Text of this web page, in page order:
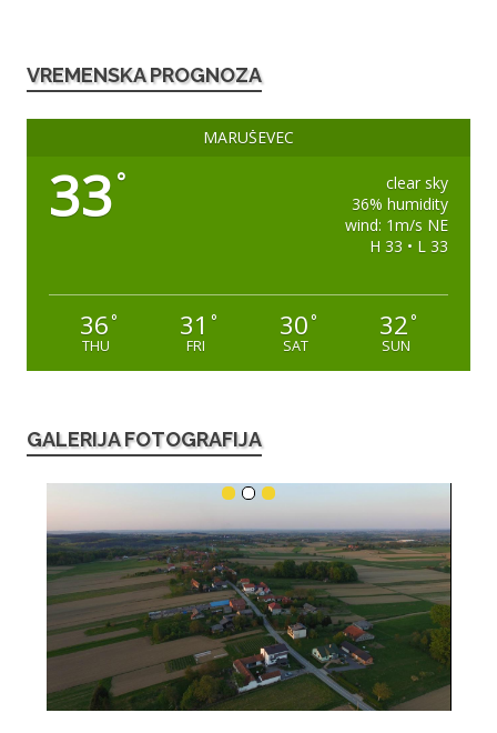
VREMENSKA PROGNOZA
MARUŠEVEC
33°
clear sky
36% humidity
wind: 1m/s NE
H 33 • L 33
36°
THU
31 °
FRI
30°
SAT
32°
SUN
GALERIJA FOTOGRAFIJA